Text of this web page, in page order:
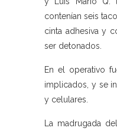
contenían seis
cinta adhesiva y
ser detonados.
En el operativo
implicados, y se
y celulares.
La madrugada